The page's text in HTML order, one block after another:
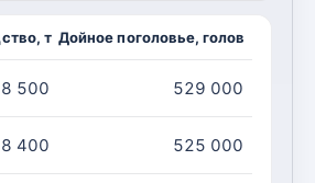
т Дойное поголовье, голов
500 529 000
400 525 000